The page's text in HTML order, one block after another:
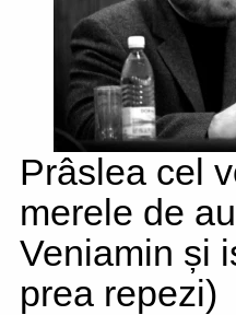
Prâslea cel
merele de
Veniamin și
prea repezi)